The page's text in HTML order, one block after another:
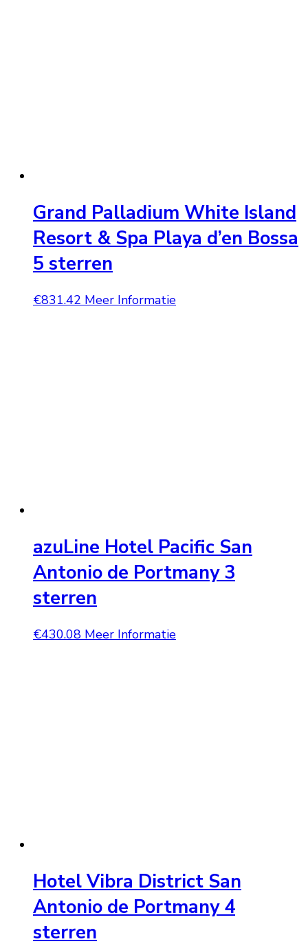
Grand Palladium White Island
Resort & Spa Playa d’en Bossa
5 sterren
€831.42 Meer Informatie
azuLine Hotel Pacific San
Antonio de Portmany 3
sterren
€430.08 Meer Informatie
Hotel Vibra District San
Antonio de Portmany 4
sterren